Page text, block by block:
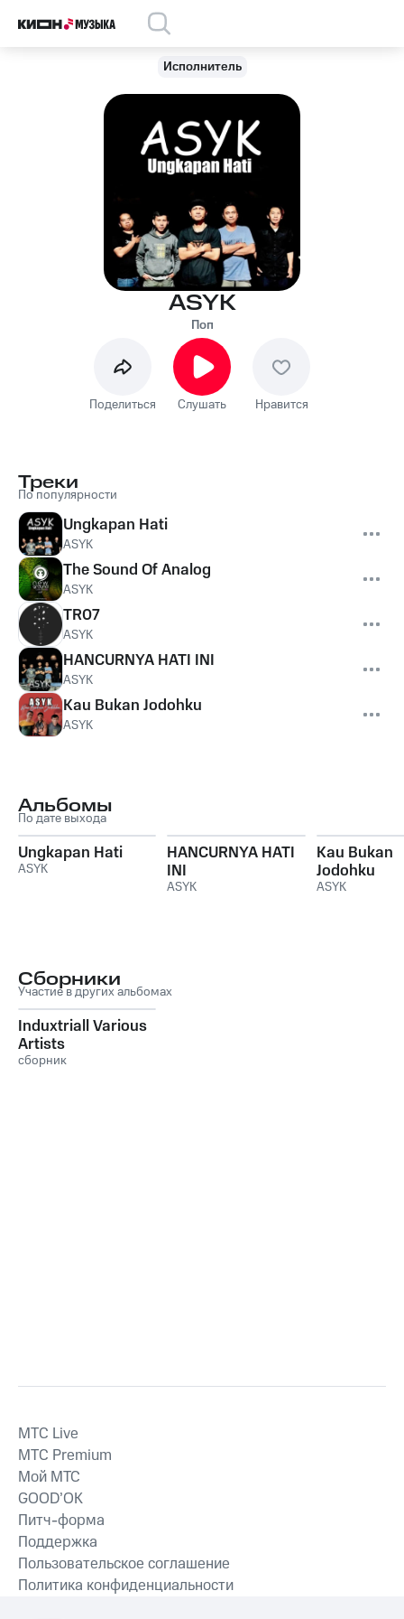
Исполнитель
ASYK
Поп
Поделиться Слушать Нравится
Треки
По популярности
Ungkapan Hati
ASYK
The Sound Of Analog
ASYK
TR07
ASYK
HANCURNYA HATI INI
ASYK
Kau Bukan Jodohku
ASYK
Альбомы
По дате выхода
Ungkapan Hati
ASYK
HANCURNYA HATI
INI
ASYK
Kau Bukan
Jodohku
ASYK
Сборники
Участие в других альбомах
Induxtriall Various
Artists
сборник
MTС Live
MTС Premium
Мой МТС
GOOD’OK
Питч-форма
Поддержка
Пользовательское соглашение
Политика конфиденциальности